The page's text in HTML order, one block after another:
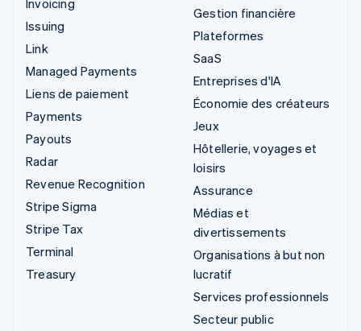
Issuing
Link
Managed Payments
Liens de paiement
Payments
Payouts
Radar
Revenue Recognition
Stripe Sigma
Stripe Tax
Terminal
Treasury
Gestion financière
Plateformes
SaaS
Entreprises d'IA
Économie des créateurs
Jeux
Hôtellerie, voyages et
loisirs
Assurance
Médias et
divertissements
Organisations à but non
lucratif
Services professionnels
Secteur public